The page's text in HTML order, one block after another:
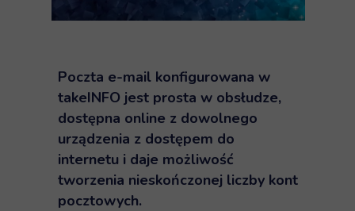
Poczta e-mail konfigurowana w
takeINFO jest prosta w obsłudze,
dostępna online z dowolnego
urządzenia z dostępem do
internetu i daje możliwość
tworzenia nieskończonej liczby kont
pocztowych.